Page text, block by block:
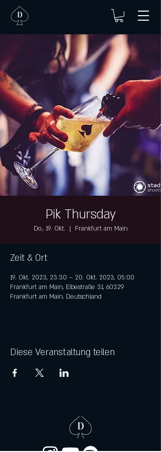
Pik Thursday
Do., 19. Okt.
  |
Frankfurt am Main
Zeit & Ort
19. Okt. 2023, 23:30 – 20. Okt. 2023, 05:00
Frankfurt am Main, Elbestraße 31, 60329
Frankfurt am Main, Deutschland
Diese Veranstaltung teilen